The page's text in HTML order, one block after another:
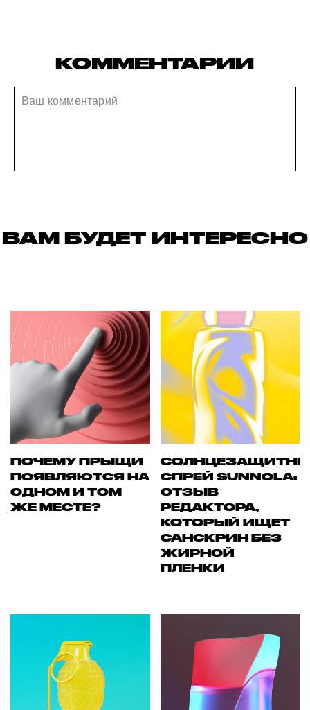
КОММЕНТАРИИ
ВАМ БУДЕТ ИНТЕРЕСНО
ПОЧЕМУ ПРЫЩИ
ПОЯВЛЯЮТСЯ НА
ОДНОМ И ТОМ
ЖЕ МЕСТЕ?
СПРЕЙ SUNNOLA:
ОТЗЫВ
РЕДАКТОРА,
КОТОРЫЙ ИЩЕТ
САНСКРИН БЕЗ
ЖИРНОЙ
ПЛЕНКИ